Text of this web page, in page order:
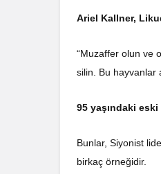
Ariel Kallner,
“Muzaffer olun ve
silin. Bu hayvanlar
95 yaşındaki
Bunlar, Siyonist
birkaç örneğidir.